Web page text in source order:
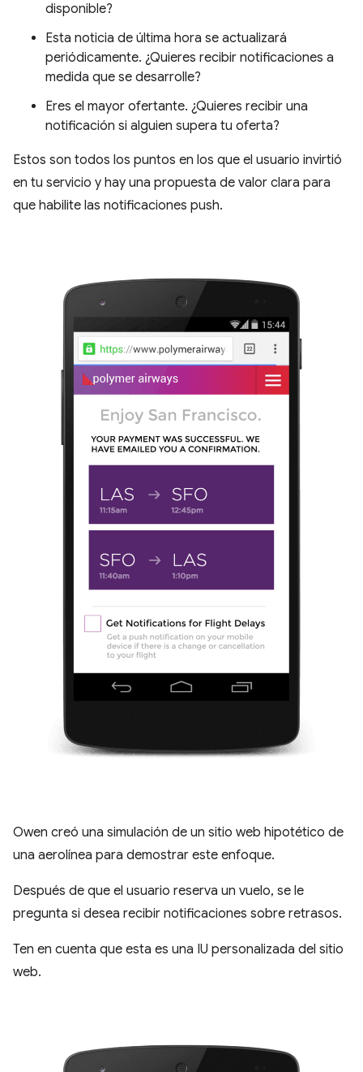
disponible?
Esta noticia de última hora se actualizará
periódicamente. ¿Quieres recibir notificaciones a
medida que se desarrolle?
Eres el mayor ofertante. ¿Quieres recibir una
notificación si alguien supera tu oferta?
Estos son todos los puntos en los que el usuario invirtió
en tu servicio y hay una propuesta de valor clara para
que habilite las notificaciones push.
Owen creó una simulación de un sitio web hipotético de
una aerolínea para demostrar este enfoque.
Después de que el usuario reserva un vuelo, se le
pregunta si desea recibir notificaciones sobre retrasos.
Ten en cuenta que esta es una IU personalizada del sitio
web.